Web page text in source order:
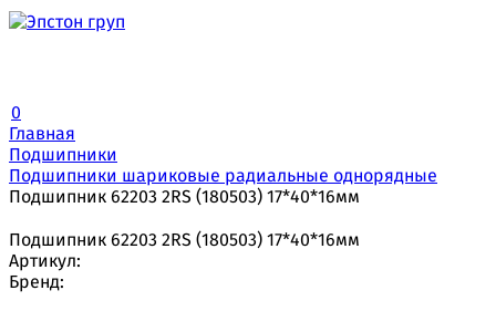
0
Главная
Подшипники
Подшипники шариковые радиальные однорядные
Подшипник 62203 2RS (180503) 17*40*16мм
Подшипник 62203 2RS (180503) 17*40*16мм
Артикул:
Бренд: